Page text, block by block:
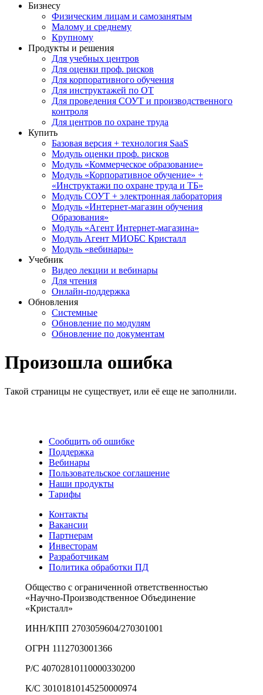
Бизнесу
Физическим лицам и самозанятым
Малому и среднему
Крупному
Продукты и решения
Для учебных центров
Для оценки проф. рисков
Для корпоративного обучения
Для инструктажей по ОТ
Для проведения СОУТ и производственного
контроля
Для центров по охране труда
Купить
Базовая версия + технология SaaS
Модуль оценки проф. рисков
Модуль «Коммерческое образование»
Модуль «Корпоративное обучение» +
«Инструктажи по охране труда и ТБ»
Модуль СОУТ + электронная лаборатория
Модуль «Интернет-магазин обучения
Образования»
Модуль «Агент Интернет-магазина»
Модуль Агент МИОБС Кристалл
Модуль «вебинары»
Учебник
Видео лекции и вебинары
Для чтения
Онлайн-поддержка
Обновления
Системные
Обновление по модулям
Обновление по документам
Произошла ошибка
Такой страницы не существует, или её еще не заполнили.
Сообщить об ошибке
Поддержка
Вебинары
Пользовательское соглашение
Наши продукты
Тарифы
Контакты
Вакансии
Партнерам
Инвесторам
Разработчикам
Политика обработки ПД
Общество с ограниченной ответственностью
«Научно-Производственное Объединение
«Кристалл»
ИНН/КПП 2703059604/270301001
ОГРН 1112703001366
Р/С 40702810110000330200
К/С 30101810145250000974